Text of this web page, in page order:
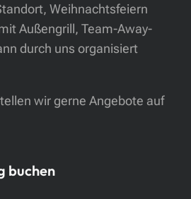
Weihnachtsfeiern
Außengrill, Team-Away-
durch uns organisiert
wir gerne Angebote auf
buchen